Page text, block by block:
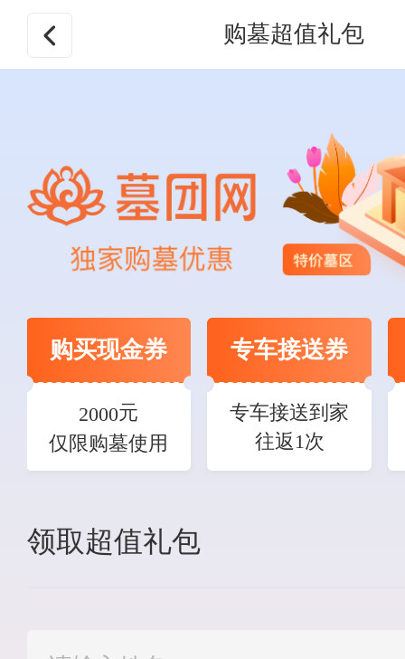
购墓超值礼包
购买现金券
2000元
仅限购墓使用
专车接送券
专车接送到家
往返1次
领取超值礼包